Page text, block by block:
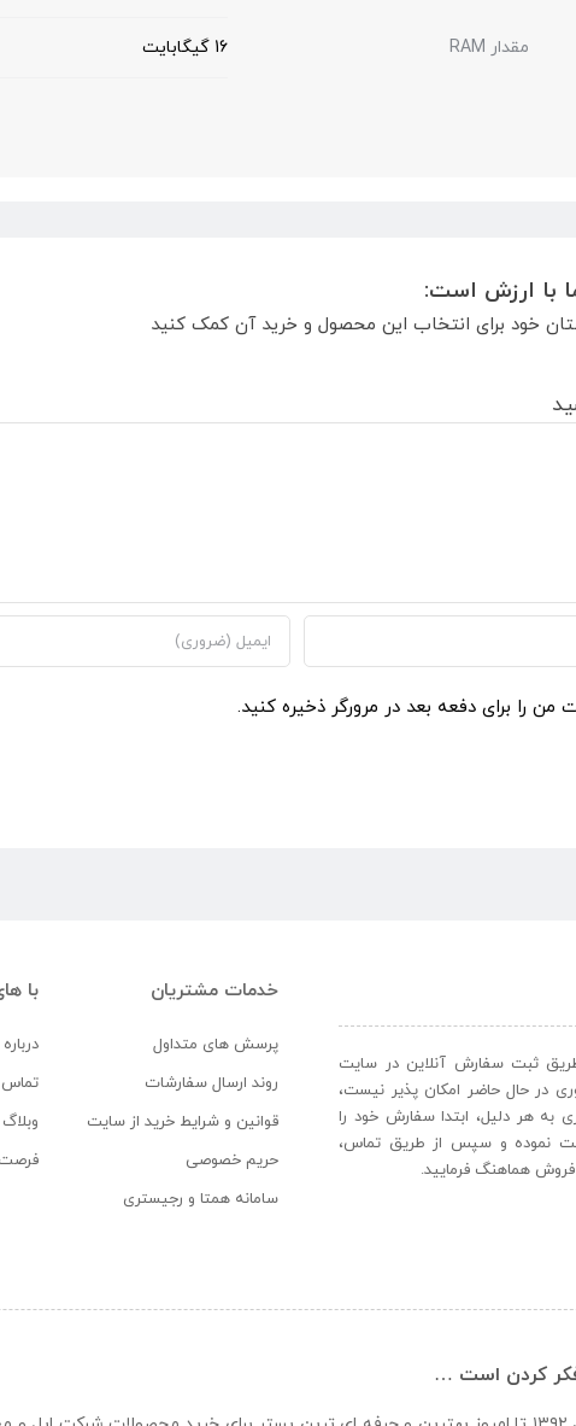
مقدار RAM 16 گیگابایت
با ارزش است:
خود برای انتخاب این محصول و خرید آن کمک کنید
من را برای دفعه بعد در مرورگر ذخیره کنید.
طریق ثبت سفارش آنلاین در سایت
در حال حاضر امکان پذیر نیست،
به هر دلیل، ابتدا سفارش خود را
نموده و سپس از طریق تماس،
هماهنگ فرمایید.
خدمات مشتریان
پرسش های متداول
روند ارسال سفارشات
قوانین و شرایط خرید از سایت
حریم خصوصی
سامانه همتا و رجیستری
با
تماس
فرصت
فکر کردن است …